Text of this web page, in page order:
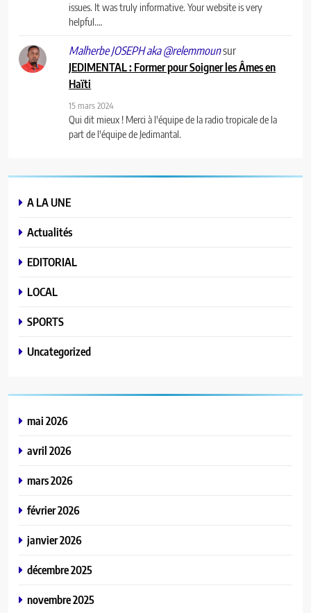
issues. It was truly informative. Your website is very
helpful.…
Malherbe JOSEPH aka @relemmounsur
JEDIMENTAL : Former pour Soigner les Âmes en
Haïti
15 mars 2024
Qui dit mieux ! Merci à l'équipe de la radio tropicale de la
part de l'équipe de Jedimantal.
A LA UNE
Actualités
EDITORIAL
LOCAL
SPORTS
Uncategorized
mai 2026
avril 2026
mars 2026
février 2026
janvier 2026
décembre 2025
novembre 2025